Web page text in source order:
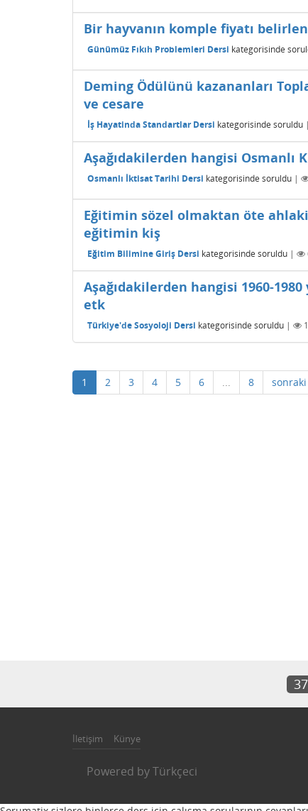
Bir hayvanın komple fiyatı
Günümüz Fıkıh Problemleri Dersi kategorisinde
Deming Ödülünü kazananları
ve cesare
İş Hayatinda Standartlar Dersi kategorisinde soruldu |
Aşağıdakilerden hangisi
Osmanlı İktisat Tarihi Dersi kategorisinde soruldu |
Eğitimin sözel olmaktan öte
eğitimin kiş
Eğitim Bilimine Giriş Dersi kategorisinde soruldu |
Aşağıdakilerden hangisi 1960-
etk
Türkiye'de Sosyoloji Dersi kategorisinde soruldu |
1 2 3 4 5 6 ... 8 sonraki
İletişim Künye
Powered byTürkçeci